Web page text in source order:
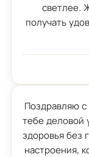
светлее.
получать
Поздравляю
тебе деловой
здоровья без
настроения,